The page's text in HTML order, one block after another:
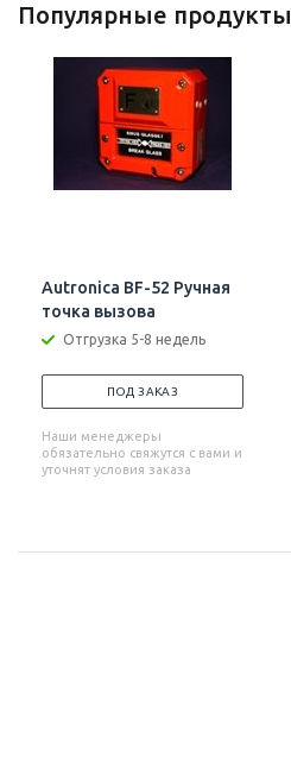
Популярные продукты
Autronica BF-52 Ручная
точка вызова
Отгрузка 5-8 недель
ПОД ЗАКАЗ
Наши менеджеры
обязательно свяжутся с вами и
уточнят условия заказа